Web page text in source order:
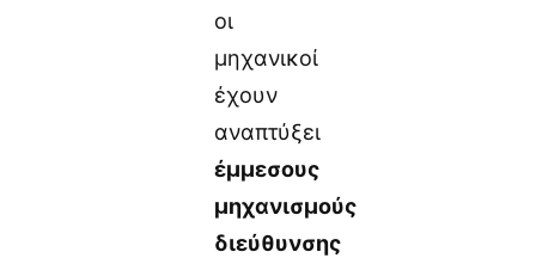
οι
μηχανικοί
έχουν
αναπτύξει
έμμεσους
μηχανισμούς
διεύθυνσης